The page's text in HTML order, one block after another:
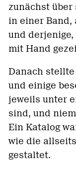
zunächst über
in einer Band,
und
mit Hand
Danach stellte
und einige
jeweils unter
sind, und
Ein Katalog
wie die
gestaltet.